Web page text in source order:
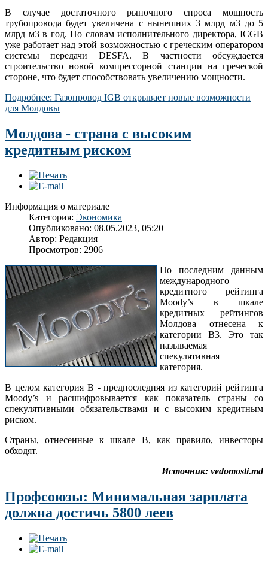
В случае достаточного рыночного спроса мощность
трубопровода будет увеличена с нынешних 3 млрд м3 до 5
млрд м3 в год. По словам исполнительного директора, ICGB
уже работает над этой возможностью с греческим оператором
системы передачи DESFA. В частности обсуждается
строительство новой компрессорной станции на греческой
стороне, что будет способствовать увеличению мощности.
Подробнее: Газопровод IGB открывает новые возможности
для Молдовы
Молдова - страна с высоким
кредитным риском
Информация о материале
Категория: Экономика
Опубликовано: 08.05.2023, 05:20
Автор: Редакция
Просмотров: 2906
По последним данным
международного
кредитного рейтинга
Moody’s в шкале
кредитных рейтингов
Молдова отнесена к
категории В3. Это так
называемая
спекулятивная
категория.
В целом категория В - предпоследняя из категорий рейтинга
Moody’s и расшифровывается как показатель страны со
спекулятивными обязательствами и с высоким кредитным
риском.
Страны, отнесенные к шкале В, как правило, инвесторы
обходят.
Источник: vedomosti.md
Профсоюзы: Минимальная зарплата
должна достичь 5800 леев